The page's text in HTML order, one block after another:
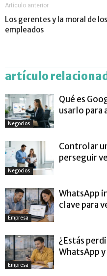
Artículo anterior
Los gerentes y la moral de los
empleados
artículo
Negocios
Qué es
usarlo para
Negocios
Controlar
perseguir
Empresa
WhatsApp
clave para
Empresa
¿Estás
WhatsApp